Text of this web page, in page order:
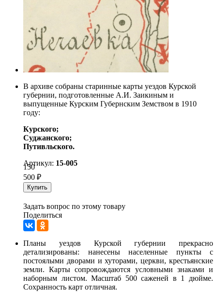
В архиве собраны старинные карты уездов Курской
губернии, подготовленные А.И. Заикиным и
выпущенные Курским Губернским Земством в 1910
году:
Курского;
Суджанского;
Путивльского.
Артикул: 15-005
150
500 ₽
Купить
Задать вопрос по этому товару
Поделиться
Планы уездов Курской губернии прекрасно
детализированы: нанесены населенные пункты с
постоялыми дворами и хуторами, церкви, крестьянские
земли. Карты сопровождаются условными знаками и
наборным листом. Масштаб 500 саженей в 1 дюйме.
Сохранность карт отличная.